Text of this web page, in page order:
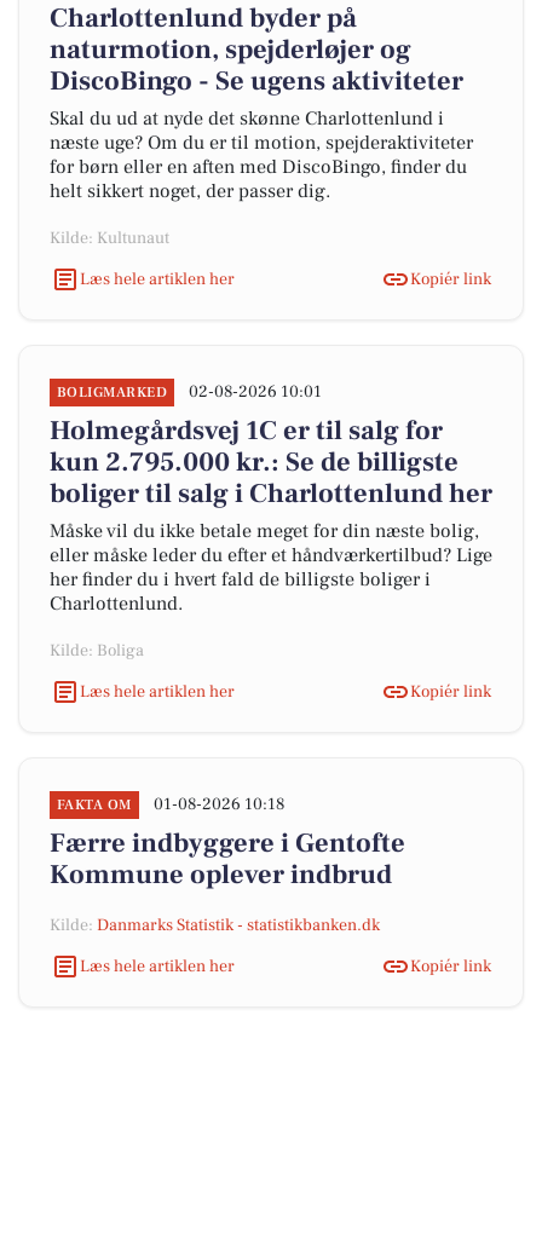
Charlottenlund byder på
naturmotion, spejderløjer og
DiscoBingo - Se ugens aktiviteter
Skal du ud at nyde det skønne Charlottenlund i
næste uge? Om du er til motion, spejderaktiviteter
for børn eller en aften med DiscoBingo, finder du
helt sikkert noget, der passer dig.
Kilde: Kultunaut
Læs hele artiklen her
Kopiér link
BOLIGMARKED 02-08-2026 10:01
Holmegårdsvej 1C er til salg for
kun 2.795.000 kr.: Se de billigste
boliger til salg i Charlottenlund her
Måske vil du ikke betale meget for din næste bolig,
eller måske leder du efter et håndværkertilbud? Lige
her finder du i hvert fald de billigste boliger i
Charlottenlund.
Kilde: Boliga
Læs hele artiklen her
Kopiér link
FAKTA OM 01-08-2026 10:18
Færre indbyggere i Gentofte
Kommune oplever indbrud
Kilde: Danmarks Statistik - statistikbanken.dk
Læs hele artiklen her
Kopiér link